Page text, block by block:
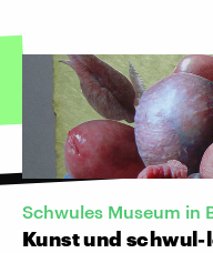
Schwules Museum in
Kunst und